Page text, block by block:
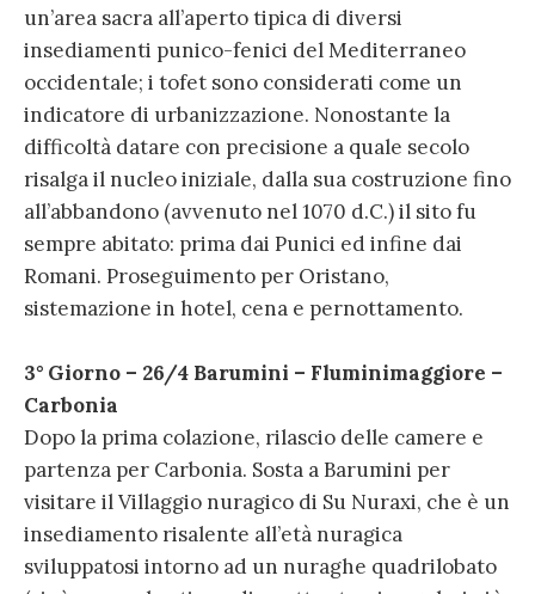
un’area sacra all’aperto tipica di diversi
insediamenti punico-fenici del Mediterraneo
occidentale; i tofet sono considerati come un
indicatore di urbanizzazione. Nonostante la
difficoltà datare con precisione a quale secolo
risalga il nucleo iniziale, dalla sua costruzione fino
all’abbandono (avvenuto nel 1070 d.C.) il sito fu
sempre abitato: prima dai Punici ed infine dai
Romani. Proseguimento per Oristano,
sistemazione in hotel, cena e pernottamento.
3° Giorno – 26/4 Barumini – Fluminimaggiore –
Carbonia
Dopo la prima colazione, rilascio delle camere e
partenza per Carbonia. Sosta a Barumini per
visitare il Villaggio nuragico di Su Nuraxi, che è un
insediamento risalente all’età nuragica
sviluppatosi intorno ad un nuraghe quadrilobato